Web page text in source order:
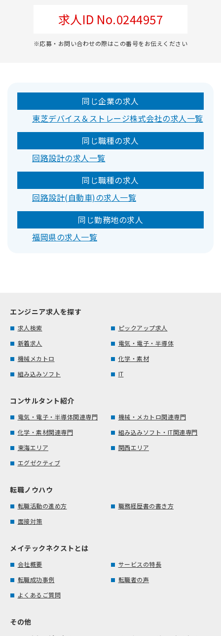
求人ID No.0244957
※応募・お問い合わせの際はこの番号をお伝えください
同じ企業の求人
東芝デバイス＆ストレージ株式会社の求人一覧
同じ職種の求人
回路設計の求人一覧
同じ職種の求人
回路設計(自動車)の求人一覧
同じ勤務地の求人
福岡県の求人一覧
エンジニア求人を探す
求人検索
ピックアップ求人
新着求人
電気・電子・半導体
機械メカトロ
化学・素材
組み込みソフト
IT
コンサルタント紹介
電気・電子・半導体関連専門
機械・メカトロ関連専門
化学・素材関連専門
組み込みソフト・IT関連専門
東海エリア
関西エリア
エグゼクティブ
転職ノウハウ
転職活動の進め方
職務経歴書の書き方
面接対策
メイテックネクストとは
会社概要
サービスの特長
転職成功事例
転職者の声
よくあるご質問
その他